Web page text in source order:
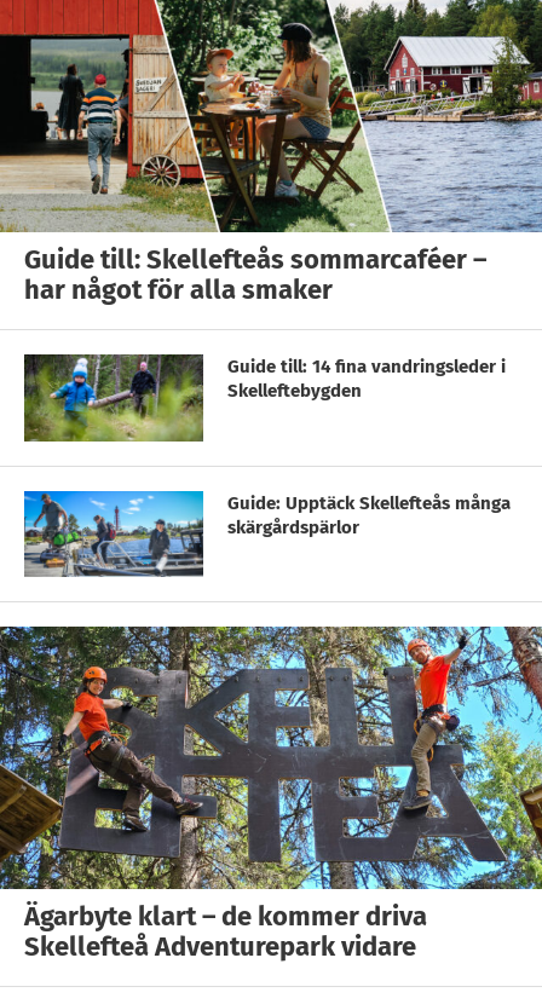
Guide till: Skellefteås sommarcaféer –
har något för alla smaker
Guide till: 14 fina vandringsleder i
Skelleftebygden
Guide: Upptäck Skellefteås många
skärgårdspärlor
Ägarbyte klart – de kommer driva
Skellefteå Adventurepark vidare